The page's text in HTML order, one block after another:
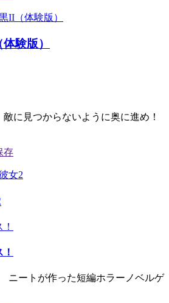
験版）
に見つからないように奥に進め！
ニートが作った短編ホラーノベルゲ